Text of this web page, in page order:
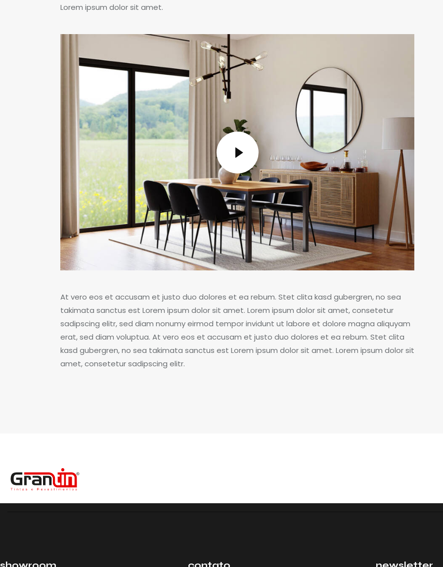
Lorem ipsum dolor sit amet.
At vero eos et accusam et justo duo dolores et ea rebum. Stet clita kasd gubergren, no sea
takimata sanctus est Lorem ipsum dolor sit amet. Lorem ipsum dolor sit amet, consetetur
sadipscing elitr, sed diam nonumy eirmod tempor invidunt ut labore et dolore magna aliquyam
erat, sed diam voluptua. At vero eos et accusam et justo duo dolores et ea rebum. Stet clita
kasd gubergren, no sea takimata sanctus est Lorem ipsum dolor sit amet. Lorem ipsum dolor sit
amet, consetetur sadipscing elitr.